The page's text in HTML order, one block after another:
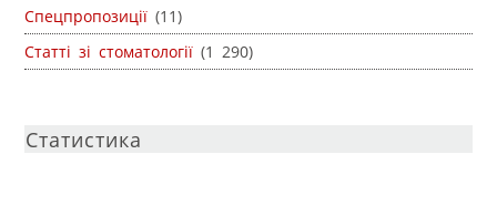
Спецпропозиції (11)
Статті зі стоматології (1 290)
Статистика